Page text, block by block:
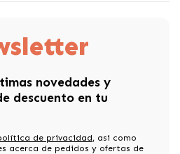
novedades y
descuento en tu
de privacidad, asi como
acerca de pedidos y ofertas de